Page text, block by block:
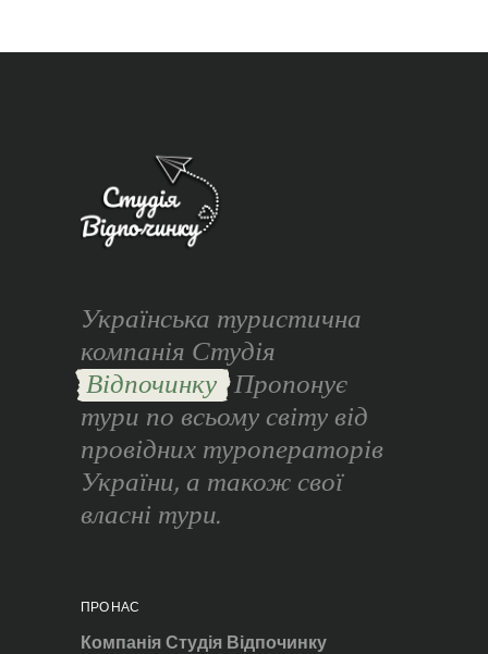
Українська туристична
компанія Студія
Відпочинку Пропонує
тури по всьому світу від
провідних туроператорів
України, а також свої
власні тури.
ПРО НАС
Компанія Студія Відпочинку